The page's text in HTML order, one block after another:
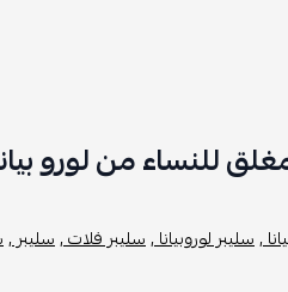
للنساء من لورو
,سليبر لوروبيانا ,سليبر فلات ,سليبر ,